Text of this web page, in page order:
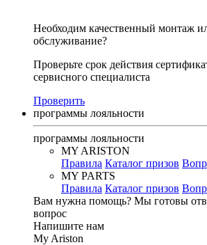
Необходим качественный монтаж
обслуживание?
Проверьте срок действия
сервисного специалиста
Проверить
программы лояльности
программы лояльности
MY ARISTON
Правила Каталог призов
MY PARTS
Правила Каталог призов
Вам нужна помощь? Мы готовы
вопрос
Напишите нам
My Ariston